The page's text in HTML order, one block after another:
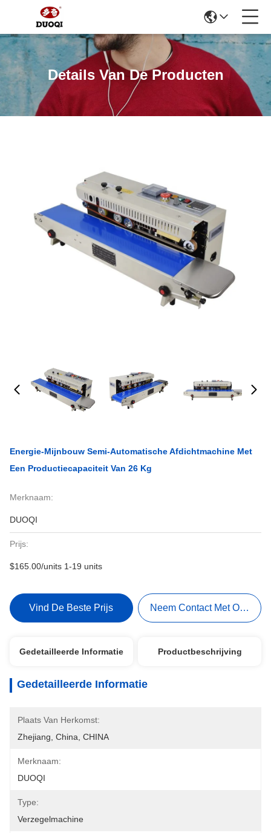
Details Van De Producten
Energie-Mijnbouw Semi-Automatische Afdichtmachine Met
Een Productiecapaciteit Van 26 Kg
Merknaam:
DUOQI
Prijs:
$165.00/units 1-19 units
Vind De Beste Prijs Neem Contact Met Ons Op
Gedetailleerde Informatie Productbeschrijving
Gedetailleerde Informatie
Plaats Van Herkomst:
Zhejiang, China, CHINA
Merknaam:
DUOQI
Type:
Verzegelmachine